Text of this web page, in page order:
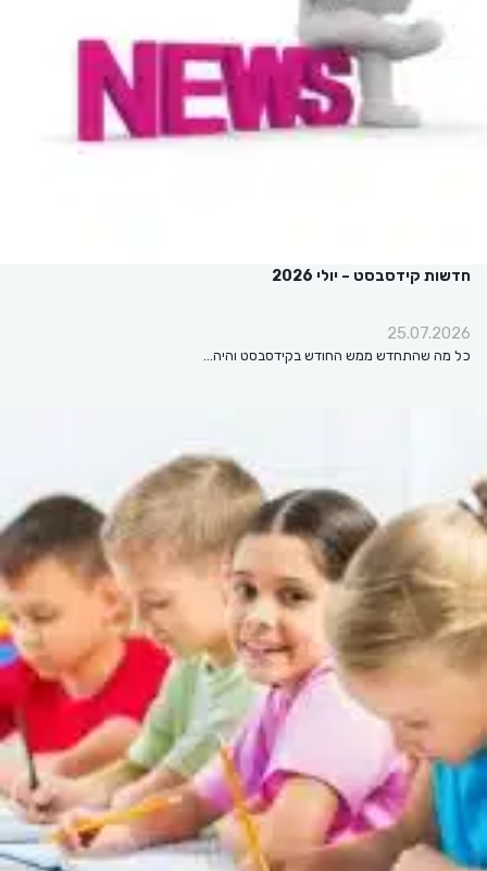
חדשות קידסבסט – יולי 2026
25.07.2026
כל מה שהתחדש ממש החודש בקידסבסט והיה…